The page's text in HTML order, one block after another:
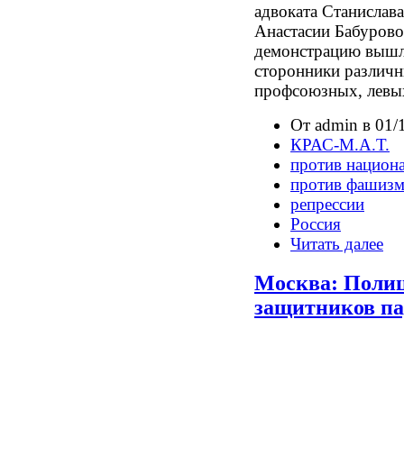
адвоката
Анастасии
демонстрацию
сторонники
профсоюзных,
От admin в 01/
КРАС-М.А.Т.
против
против
репрессии
Россия
Читать далее
Москва:
защитников